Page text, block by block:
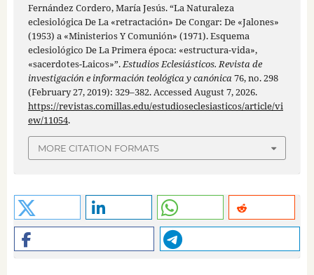
Fernández Cordero, María Jesús. “La Naturaleza
eclesiológica De La «retractación» De Congar: De «Jalones»
(1953) a «Ministerios Y Comunión» (1971). Esquema
eclesiológico De La Primera época: «estructura-vida»,
«sacerdotes-Laicos»”.Estudios Eclesiásticos. Revista de
investigación e información teológica y canónica76, no. 298
(February 27, 2019): 329–382. Accessed August 7, 2026.
https://revistas.comillas.edu/estudioseclesiasticos/article/vi
ew/11054.
MORE CITATION FORMATS